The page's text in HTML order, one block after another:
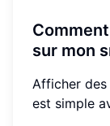
sur mon
Afficher
est simple